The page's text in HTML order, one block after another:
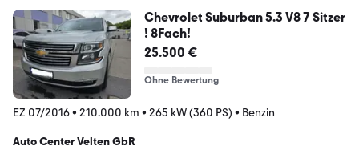
Chevrolet Suburban 5.3 V8 7 Sitzer
! 8Fach!
25.500 €
Ohne Bewertung
EZ 07/2016• 210.000 km • 265 kW (360 PS) • Benzin
Auto Center Velten GbR